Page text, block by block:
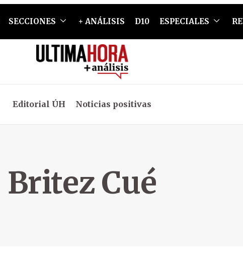
SECCIONES + ANÁLISIS D10 ESPECIALES
Editorial ÚH Noticias positivas
Britez Cué